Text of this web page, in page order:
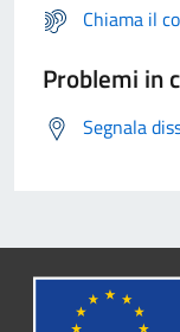
Chiama il
Problemi in
Segnala